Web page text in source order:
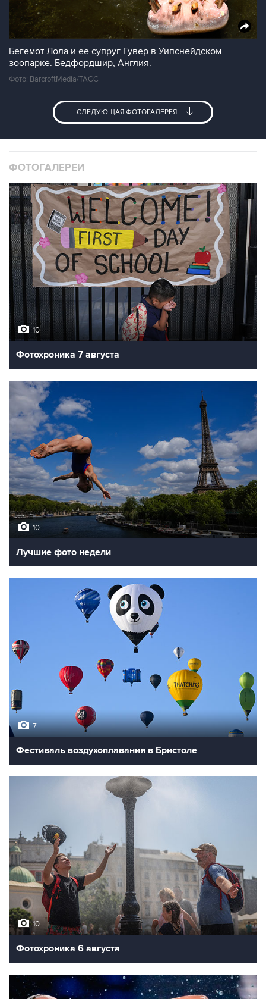
Бегемот Лола и ее супруг Гувер в Уипснейдском
зоопарке. Бедфордшир, Англия.
Фото: BarcroftMedia/ТАСС
СЛЕДУЮЩАЯ ФОТОГАЛЕРЕЯ
ФОТОГАЛЕРЕИ
10
Фотохроника 7 августа
10
Лучшие фото недели
7
Фестиваль воздухоплавания в Бристоле
10
Фотохроника 6 августа